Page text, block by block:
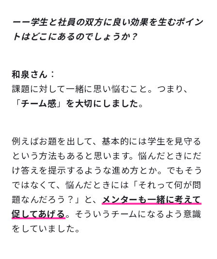
ーー学生と社員の双方に良い効果を生むポイン
トはどこにあるのでしょうか？
和泉さん ：
課題に対して一緒に思い悩むこと。つまり、
「 チーム感」 を大切にしました。
例えばお題を出して、基本的には学生を見守る
という方法もあると思います。悩んだときにだ
け答えを提示するような進め方とか。でもそう
ではなくて、悩んだときには「それって何が問
題なんだろう？」と、 メンターも一緒に考えて
促してあげる。そういうチームになるよう意識
をしていました。